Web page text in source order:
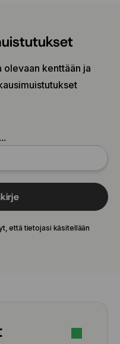
45 R20 105Y
45 R22 111W
50 R20 109W
50 R20 109Y
50 R21 109Y
40 R22 106V
35 R23 108Y
40 R22 107Y
40 R22 107Y
35 R22 106V
35 R22 106V
kenttään ja
että tietojasi käsitellään